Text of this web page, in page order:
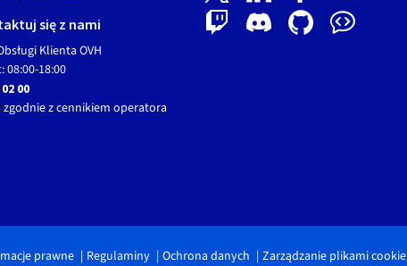
się z nami
Klienta OVH
08:00-18:00
00
zgodnie z cennikiem operatora
prawne Regulaminy Ochrona danych Zarządzanie plikami cookie